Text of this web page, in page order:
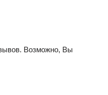
Возможно, Вы